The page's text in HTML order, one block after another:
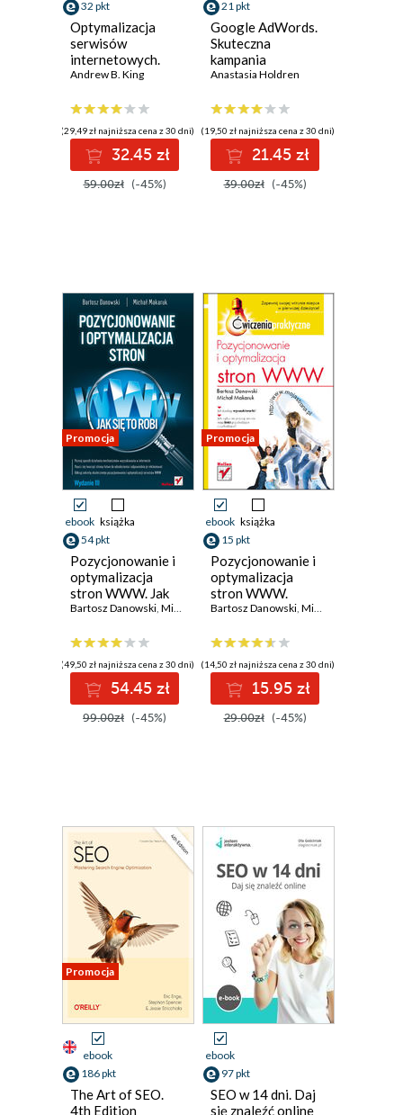
32 pkt
Optymalizacja
serwisów
internetowych.
Tajniki szybkości,
wyszukiwarek
Andrew B. King
(29,49 zł najniższa cena z 30 dni)
32.45 zł
59.00zł (-45%)
21 pkt
Google AdWords.
Skuteczna
kampania
reklamowa w
Anastasia Holdren
(19,50 zł najniższa cena z 30 dni)
21.45 zł
39.00zł (-45%)
Promocja
ebook książka
54 pkt
Pozycjonowanie i
optymalizacja
stron WWW. Jak
się to robi.
Bartosz Danowski, Michał Makaruk
(49,50 zł najniższa cena z 30 dni)
54.45 zł
99.00zł (-45%)
Promocja
ebook książka
15 pkt
Pozycjonowanie i
optymalizacja
stron WWW.
Ćwiczenia
Bartosz Danowski, Michał Makaruk
(14,50 zł najniższa cena z 30 dni)
15.95 zł
29.00zł (-45%)
Promocja
ebook
186 pkt
The Art of SEO.
4th Edition
ebook
97 pkt
SEO w 14 dni. Daj
się znaleźć online